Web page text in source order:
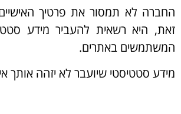
החברה לא תמסור את פרטיך
זאת, היא רשאית להעביר מידע
המשתמשים באתרים.
מידע סטטיסטי שיועבר לא יזהה אותך